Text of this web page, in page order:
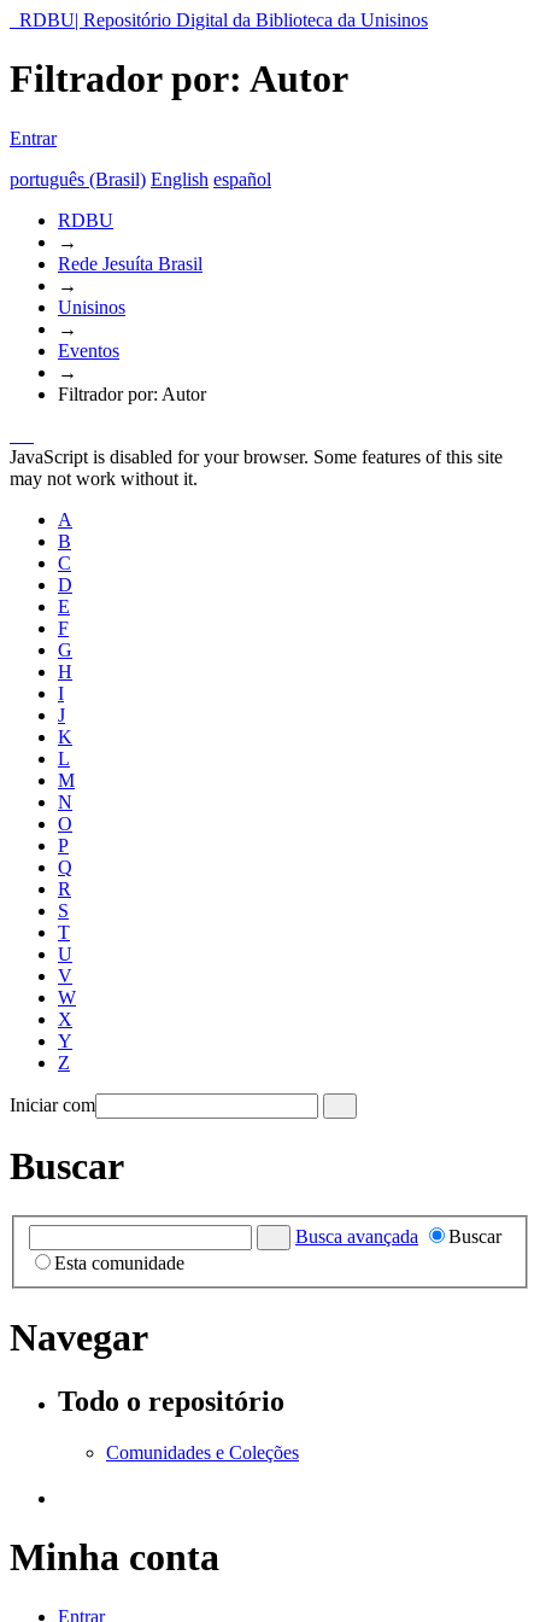
RDBU| Repositório Digital da Biblioteca da Unisinos
Filtrador por: Autor
Entrar
português (Brasil) English español
RDBU
→
Rede Jesuíta Brasil
→
Unisinos
→
Eventos
→
Filtrador por: Autor
JavaScript is disabled for your browser. Some features of this site
may not work without it.
A
B
C
D
E
F
G
H
I
J
K
L
M
N
O
P
Q
R
S
T
U
V
W
X
Y
Z
Iniciar com
Buscar
Busca avançada
Buscar
Esta comunidade
Navegar
Todo o repositório
Comunidades e Coleções
Minha conta
Entrar